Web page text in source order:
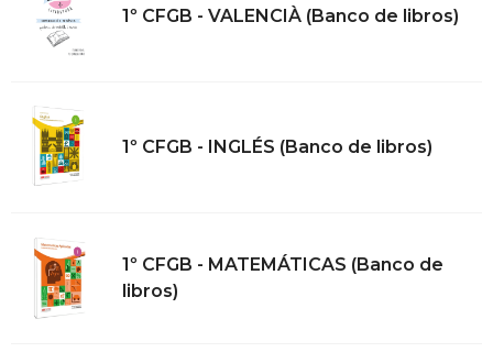
1º CFGB - VALENCIÀ (Banco de libros)
1º CFGB - INGLÉS (Banco de libros)
1º CFGB - MATEMÁTICAS (Banco de
libros)